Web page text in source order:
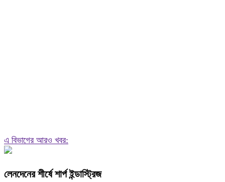
এ বিভাগের আরও খবর:
লেনদেনের শীর্ষে শার্প ইন্ডাস্ট্রিজ